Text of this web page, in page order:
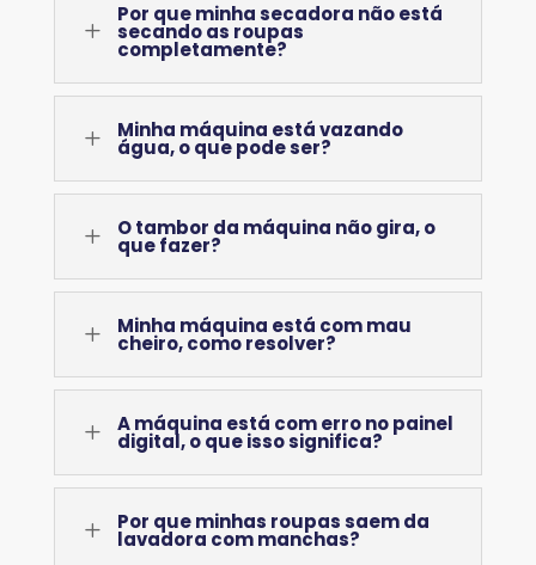
L
Por que minha secadora não está
secando as roupas
completamente?
L Minha máquina está vazando
água, o que pode ser?
L O tambor da máquina não gira, o
que fazer?
L Minha máquina está com mau
cheiro, como resolver?
L A máquina está com erro no painel
digital, o que isso significa?
L Por que minhas roupas saem da
lavadora com manchas?